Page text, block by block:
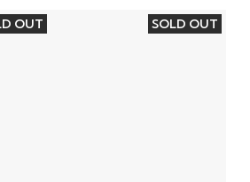
OUT SOLD OUT